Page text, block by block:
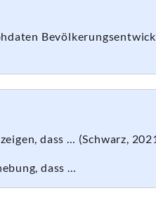
dass … (Schwarz,
dass …